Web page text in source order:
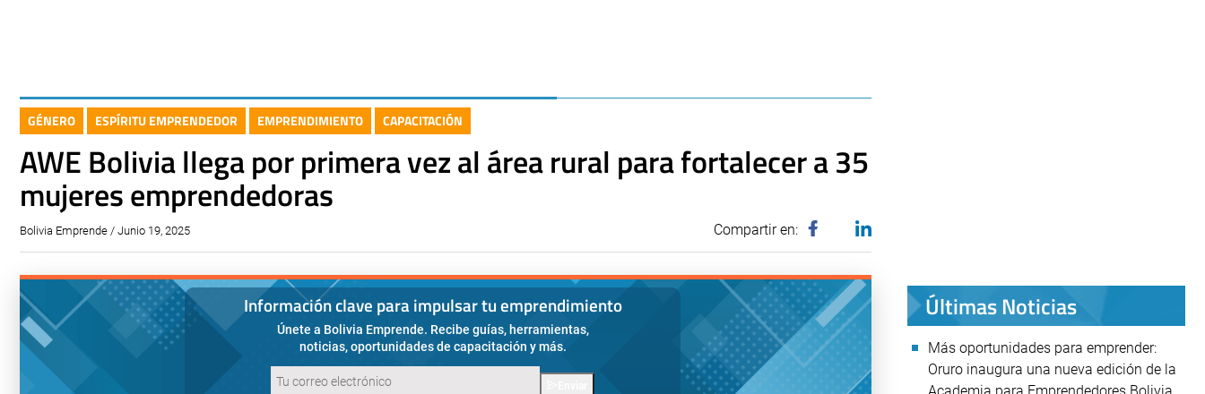
GÉNERO ESPÍRITU EMPRENDEDOR EMPRENDIMIENTO CAPACITACIÓN
AWE Bolivia llega por primera vez al área rural para fortalecer a 35
mujeres emprendedoras
Bolivia Emprende / Junio 19, 2025 Compartir en:
Información clave para impulsar tu emprendimiento
Únete a Bolivia Emprende. Recibe guías, herramientas,
noticias, oportunidades de capacitación y más.
Últimas Noticias
Más oportunidades para emprender:
Oruro inaugura una nueva edición de la